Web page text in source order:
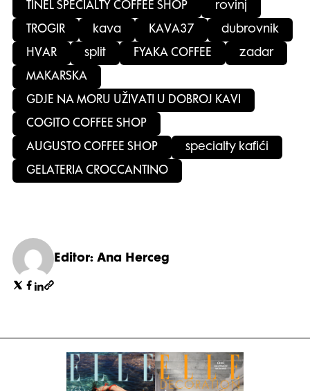
TINEL SPECIALTY COFFEE SHOP rovinj
TROGIR kava KAVA37 dubrovnik
HVAR split FYAKA COFFEE zadar
MAKARSKA
GDJE NA MORU UŽIVATI U DOBROJ KAVI
COGITO COFFEE SHOP
AUGUSTO COFFEE SHOP specialty kafići
GELATERIA CROCCANTINO
Editor: Ana Herceg